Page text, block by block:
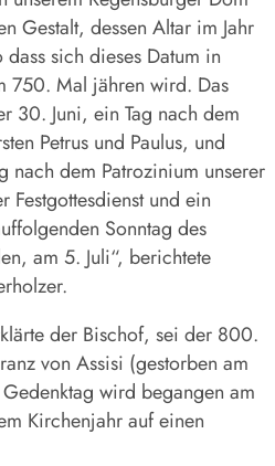
Gestalt, dessen Altar im Jahr
sich dieses Datum in
750. Mal jähren wird. Das
30. Juni, ein Tag nach dem
Petrus und Paulus, und
nach dem Patrozinium unserer
Festgottesdienst und ein
Sonntag des
am 5. Juli“, berichtete
der Bischof, sei der 800.
von Assisi (gestorben am
wird begangen am
Kirchenjahr auf einen